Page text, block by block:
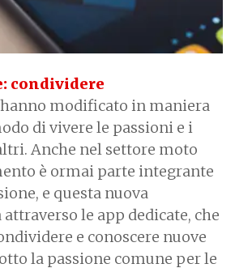
condividere
modificato in maniera
di vivere le passioni e i
Anche nel settore moto
è ormai parte integrante
e questa nuova
attraverso le app dedicate, che
e conoscere nuove
la passione comune per le